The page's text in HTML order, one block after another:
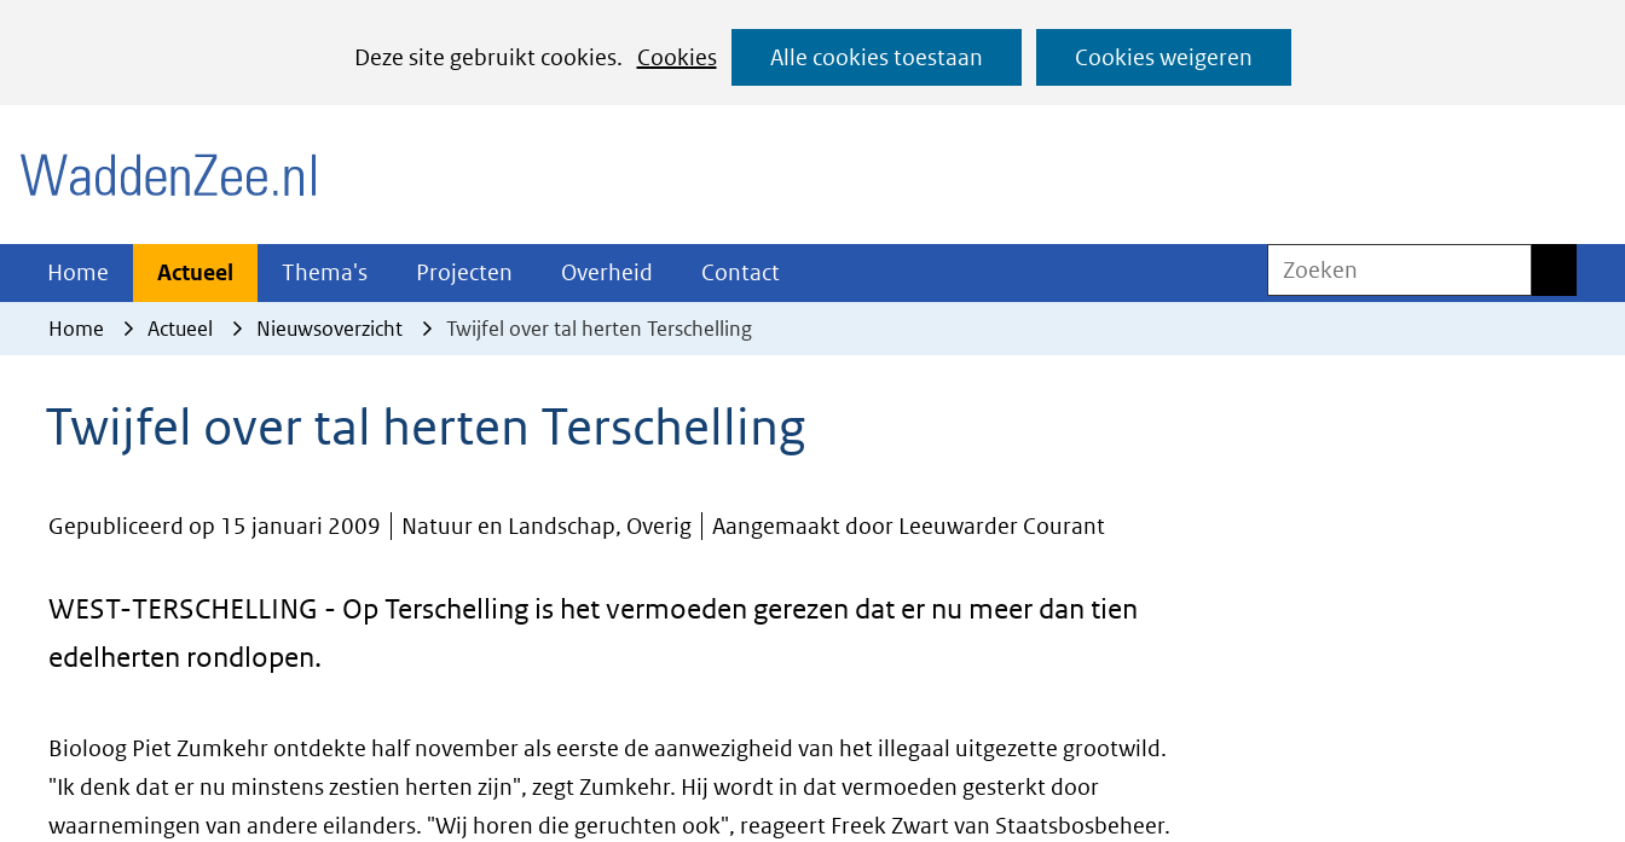
Deze site gebruikt cookies.
Cookies
het
cookies
website
worden
Alle cookies toestaan Cookies weigeren
Ga
naar
Home Actueel Actueel
Uitklappen
Thema's Thema's
Uitklappen
Projecten Projecten
Uitklappen
Overheid Overheid
Uitklappen
Contact
Uitklappen
Zoeken
Home Actueel Nieuwsoverzicht Twijfel over tal herten Terschelling
Twijfel over tal herten Terschelling
Gepubliceerd op 15 januari 2009 Natuur en Landschap, Overig Aangemaakt door Leeuwarder Courant
WEST-TERSCHELLING - Op Terschelling is het vermoeden gerezen dat er nu meer dan tien
edelherten rondlopen.
Bioloog Piet Zumkehr ontdekte half november als eerste de aanwezigheid van het illegaal uitgezette grootwild.
"Ik denk dat er nu minstens zestien herten zijn", zegt Zumkehr. Hij wordt in dat vermoeden gesterkt door
waarnemingen van andere eilanders. "Wij horen die geruchten ook", reageert Freek Zwart van Staatsbosbeheer.